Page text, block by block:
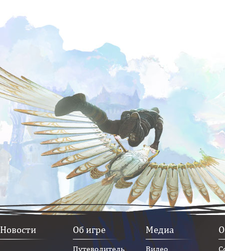
Новости Об игре
Путеводитель
Медиа
Видео